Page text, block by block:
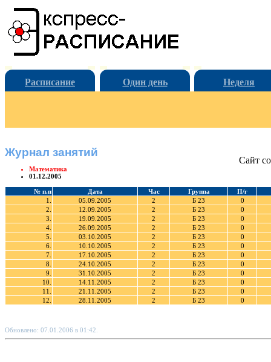
Расписание Один день Неделя
Журнал занятий
Математика
01.12.2005
№ п.п Дата Час Группа
П/г
1.
05.09.2005 2 Б 23
0
2.
12.09.2005 2 Б 23
0
3.
19.09.2005 2 Б 23
0
4.
26.09.2005 2 Б 23
0
5.
03.10.2005 2 Б 23
0
6.
10.10.2005 2 Б 23
0
7.
17.10.2005 2 Б 23
0
8.
24.10.2005 2 Б 23
0
9.
31.10.2005 2 Б 23
0
10.
14.11.2005 2 Б 23
0
11.
21.11.2005 2 Б 23
0
12.
28.11.2005 2 Б 23 0
Обновлено: 07.01.2006 в 01:42.
Сайт